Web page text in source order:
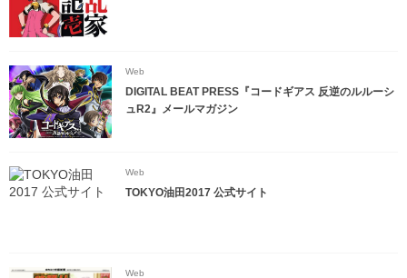
Web
DIGITAL BEAT PRESS『コードギアス 反逆のルルーシ
ュR2』メールマガジン
Web
TOKYO油田2017 公式サイト
Web